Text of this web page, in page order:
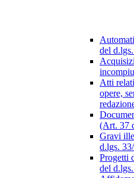
del
Atti
opere,
(Art. 37
Gravi
d.lgs.
Progetti
del